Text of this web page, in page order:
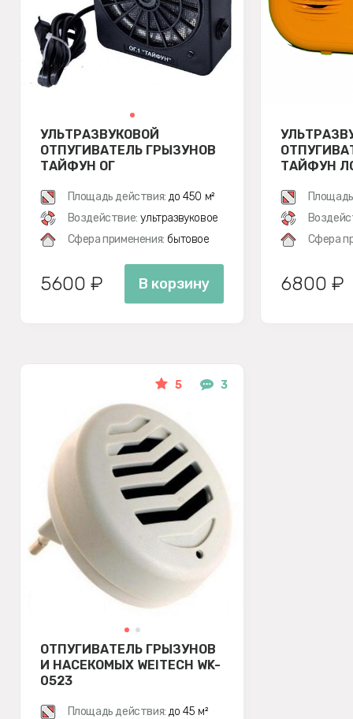
УЛЬТРАЗВУКОВОЙ
ОТПУГИВАТЕЛЬ ГРЫЗУНОВ
ТАЙФУН ОГ
Площадь действия: до 450 м²
Воздействие: ультразвуковое
Сфера применения: бытовое
5600 ₽ В корзину
ТАЙФУН
Сфера
6800 ₽
5 3
ОТПУГИВАТЕЛЬ ГРЫЗУНОВ
И НАСЕКОМЫХ WEITECH WK-
0523
Площадь действия: до 45 м²